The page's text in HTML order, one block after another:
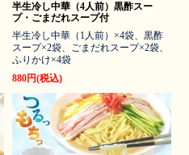
半生冷し中華（4人前）黒酢スー
プ・ごまだれスープ付
半生冷し中華（1人前）×4袋、黒酢
スープ×2袋、ごまだれスープ×2袋、
ふりかけ×4袋
880円(税込)